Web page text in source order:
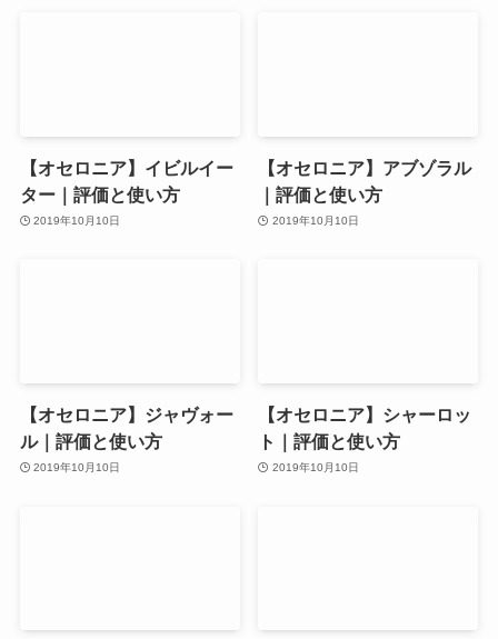
【オセロニア】イビルイー
ター｜評価と使い方
2019年10月10日
【オセロニア】アブゾラル
｜評価と使い方
2019年10月10日
【オセロニア】ジャヴォー
ル｜評価と使い方
2019年10月10日
【オセロニア】シャーロッ
ト｜評価と使い方
2019年10月10日